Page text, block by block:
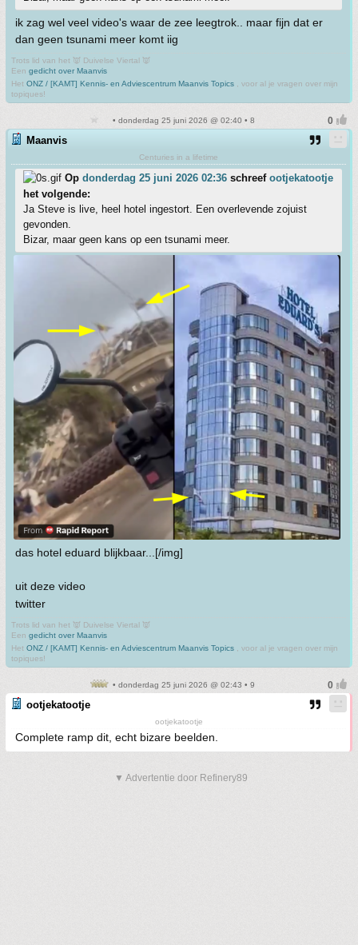
ik zag wel veel video's waar de zee leegtrok.. maar fijn dat er
dan geen tsunami meer komt iig
Trots lid van het 👿 Duivelse Viertal 👿
Een gedicht over Maanvis
Het ONZ / [KAMT] Kennis- en Adviescentrum Maanvis Topics , voor al je vragen over mijn
topiques!
• donderdag 25 juni 2026 @ 02:40 • 8
Maanvis
Centuries in a lifetime
Op donderdag 25 juni 2026 02:36 schreef ootjekatootje
het volgende:
Ja Steve is live, heel hotel ingestort. Een overlevende zojuist
gevonden.
Bizar, maar geen kans op een tsunami meer.
das hotel eduard blijkbaar...[/img]
uit deze video
twitter
Trots lid van het 👿 Duivelse Viertal 👿
Een gedicht over Maanvis
Het ONZ / [KAMT] Kennis- en Adviescentrum Maanvis Topics , voor al je vragen over mijn
topiques!
• donderdag 25 juni 2026 @ 02:43 • 9
ootjekatootje
ootjekatootje
Complete ramp dit, echt bizare beelden.
▼ Advertentie door Refinery89